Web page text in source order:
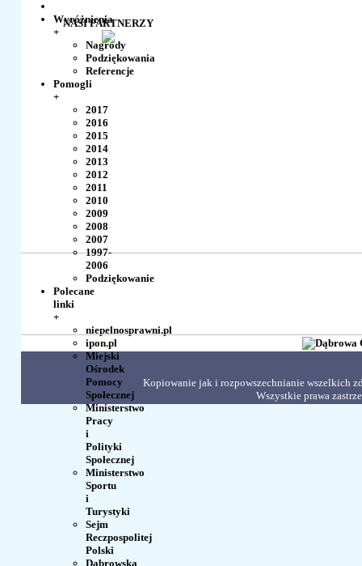
Wyróżnienia
+
Nagrody
Podziękowania
Referencje
Pomogli
+
2017
2016
2015
2014
2013
2012
2011
2010
2009
2008
2007
1997-
2006
Podziękowanie
Polecane
linki
+
niepelnosprawni.pl
ipon.pl
Miejski
Ośrodek
Pomocy
Społecznej
Ministerstwo
Pracy
i
Polityki
Społecznej
Ministerstwo
Sportu
i
Turystyki
Sejm
Reczpospolitej
Polski
Dąbrowska
NASI PARTNERZY
Kopiowanie jak i rozpowszechnianie wszelkich
Wszystkie prawa